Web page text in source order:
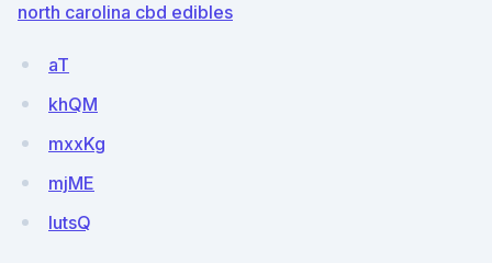
north carolina cbd edibles
aT
khQM
mxxKg
mjME
IutsQ